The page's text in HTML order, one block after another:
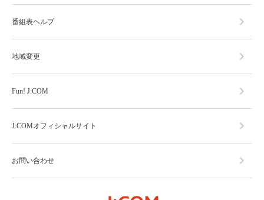
番組表ヘルプ
地域変更
Fun! J:COM
J:COMオフィシャルサイト
お問い合わせ